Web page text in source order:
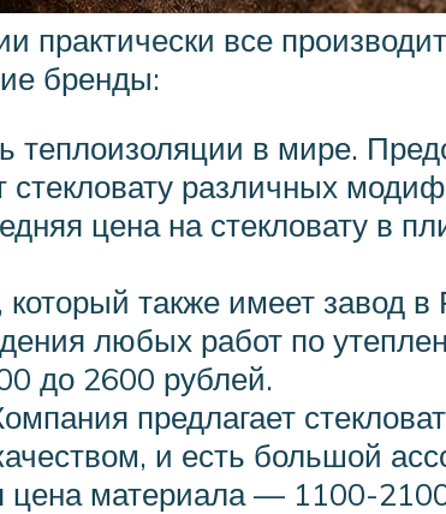
практически все
бренды:
теплоизоляции в мире.
различных
цена на стекловату в
также имеет завод
любых работ по
до 2600 рублей.
предлагает
и есть большой
цена материала — 1100-